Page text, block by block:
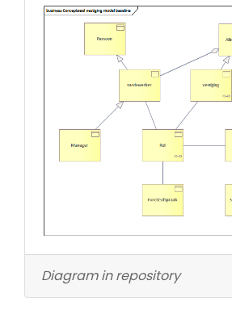
Diagram in repository